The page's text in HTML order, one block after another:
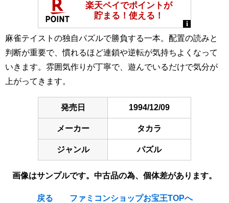
麻雀テイストの独自パズルで勝負する一本。配置の読みと
判断が重要で、慣れるほど連鎖や逆転が気持ちよくなって
いきます。雰囲気作りが丁寧で、遊んでいるだけで気分が
上がってきます。
発売日 1994/12/09
メーカー タカラ
ジャンル パズル
画像はサンプルです。中古品の為、個体差があります。
戻る ファミコンショップお宝王TOPへ